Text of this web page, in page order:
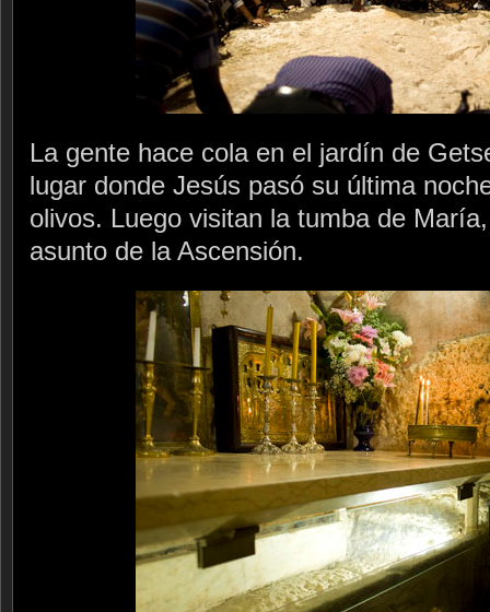
La gente hace cola en el jardín de
lugar donde Jesús pasó su última
olivos. Luego visitan la tumba de
asunto de la Ascensión.